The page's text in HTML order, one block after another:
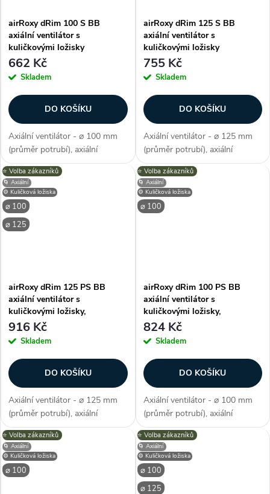
airRoxy dRim 100 S BB
axiální ventilátor s
kuličkovými ložisky
662 Kč
Skladem
DO KOŠÍKU
Axiální ventilátor - ⌀ 100 mm
(průměr potrubí), axiální
konstrukce, průtok vzduchu 93
m3/h, příkon 8 W, napětí 230 V,
krytí IP X2, hlučnost 26 dB/A,
max. provozní teplota max....
airRoxy dRim 125 S BB
axiální ventilátor s
kuličkovými ložisky
755 Kč
Skladem
DO KOŠÍKU
Axiální ventilátor - ⌀ 125 mm
(průměr potrubí), axiální
konstrukce, průtok vzduchu
140 m3/h, příkon 10 W, napětí
230 V, krytí IP X2, hlučnost 34
dB/A, max. provozní teplota
max....
⚙️ Kuličková ložiska
⌀ 100
⌀ 125
⭐️ Volba zákazníků
🌀 Axiální
airRoxy dRim 125 PS BB
axiální ventilátor s
kuličkovými ložisky,
napájecím kabelem a tahovým
spínačem
916 Kč
Skladem
DO KOŠÍKU
Axiální ventilátor - ⌀ 125 mm
(průměr potrubí), axiální
konstrukce, průtok vzduchu
140 m3/h, příkon 10 W, napětí
230 V, krytí IP X2, hlučnost 34
dB/A, max. provozní teplota
max....
⚙️ Kuličková ložiska
⌀ 100
⭐️ Volba zákazníků
🌀 Axiální
airRoxy dRim 100 PS BB
axiální ventilátor s
kuličkovými ložisky,
napájecím kabelem a tahovým
spínačem
824 Kč
Skladem
DO KOŠÍKU
Axiální ventilátor - ⌀ 100 mm
(průměr potrubí), axiální
konstrukce, průtok vzduchu 93
m3/h, příkon 8 W, napětí 230 V,
krytí IP X2, hlučnost 26 dB/A,
max. provozní teplota max....
⚙️ Kuličková ložiska
⌀ 100
⭐️ Volba zákazníků
🌀 Axiální
⚙️ Kuličková ložiska
⌀ 100
⌀ 125
⭐️ Volba zákazníků
🌀 Axiální